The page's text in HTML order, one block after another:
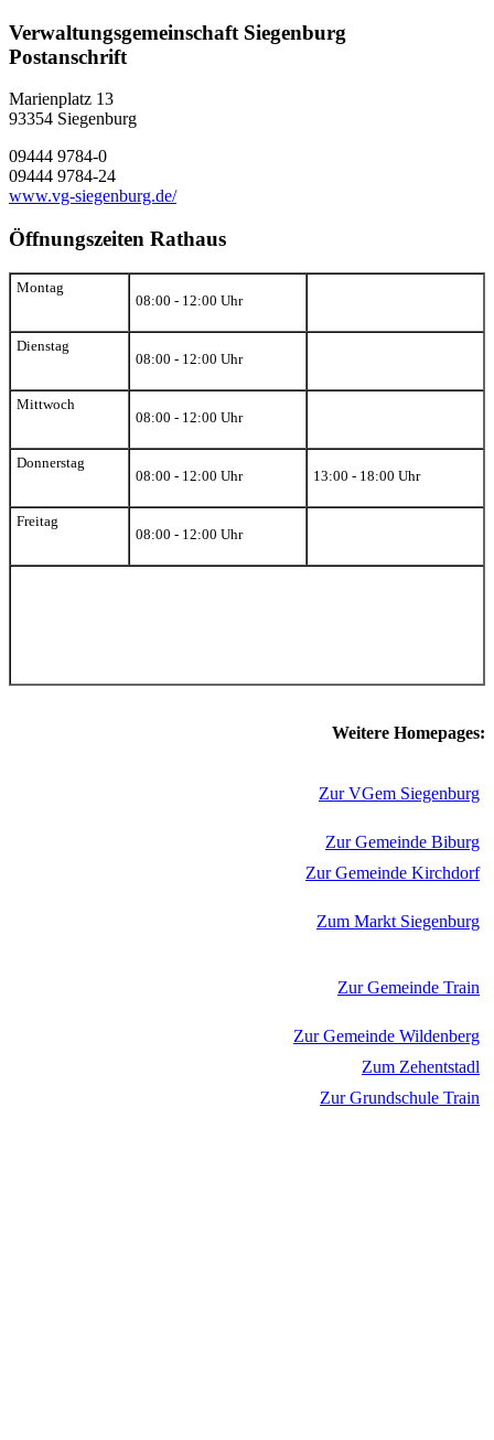
Verwaltungsgemeinschaft Siegenburg
Postanschrift
Marienplatz 13
93354 Siegenburg
09444 9784-0
09444 9784-24
www.vg-siegenburg.de/
Öffnungszeiten Rathaus
Montag
08:00 - 12:00 Uhr
Dienstag
08:00 - 12:00 Uhr
Mittwoch
08:00 - 12:00 Uhr
Donnerstag
08:00 - 12:00 Uhr
13:00 - 18:00 Uhr
Freitag
08:00 - 12:00 Uhr
Weitere Homepages:
Zur VGem Siegenburg
Zur Gemeinde Biburg
Zur Gemeinde Kirchdorf
Zum Markt Siegenburg
Zur Gemeinde Train
Zur Gemeinde Wildenberg
Zum Zehentstadl
Zur Grundschule Train